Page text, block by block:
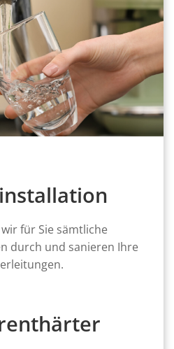
für Sie sämtliche
durch und sanieren Ihre